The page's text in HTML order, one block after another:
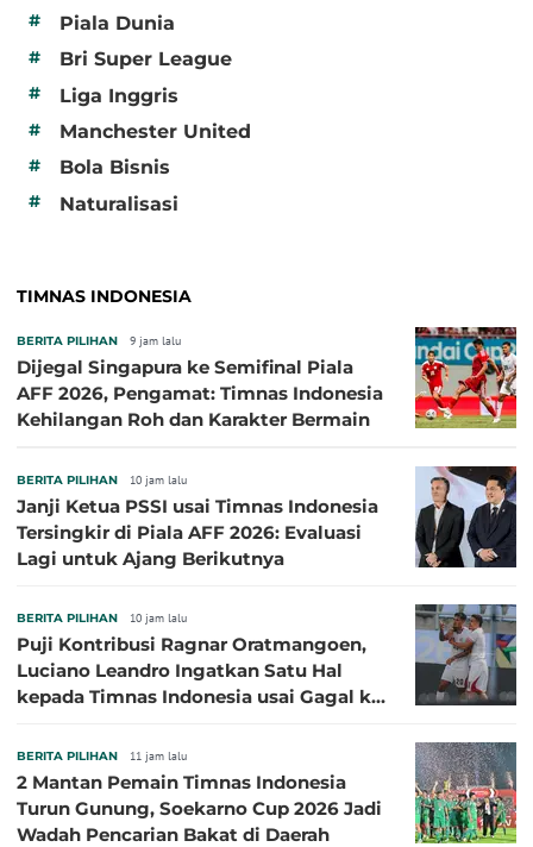
# Piala Dunia
# Bri Super League
# Liga Inggris
# Manchester United
# Bola Bisnis
# Naturalisasi
TIMNAS INDONESIA
BERITA PILIHAN 9 jam lalu
Dijegal Singapura ke Semifinal Piala
AFF 2026, Pengamat: Timnas Indonesia
Kehilangan Roh dan Karakter Bermain
BERITA PILIHAN 10 jam lalu
Janji Ketua PSSI usai Timnas Indonesia
Tersingkir di Piala AFF 2026: Evaluasi
Lagi untuk Ajang Berikutnya
BERITA PILIHAN 10 jam lalu
Puji Kontribusi Ragnar Oratmangoen,
Luciano Leandro Ingatkan Satu Hal
kepada Timnas Indonesia usai Gagal ke
BERITA PILIHAN 11 jam lalu
2 Mantan Pemain Timnas Indonesia
Turun Gunung, Soekarno Cup 2026 Jadi
Wadah Pencarian Bakat di Daerah